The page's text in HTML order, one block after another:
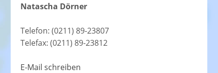
Natascha Dörner
Telefon: (0211) 89-23807
Telefax: (0211) 89-23812
E-Mail schreiben